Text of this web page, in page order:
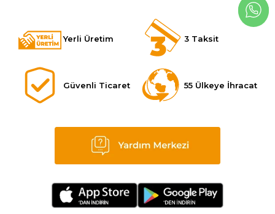
Yerli Üretim 3 Taksit
Güvenli Ticaret 55 Ülkeye İhracat